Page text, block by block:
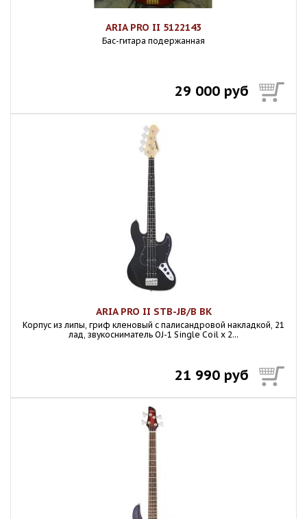
ARIA PRO II 5122143
Бас-гитара подержанная
29 000 руб
ARIA PRO II STB-JB/B BK
Корпус из липы, гриф кленовый с палисандровой накладкой, 21
лад, звукосниматель OJ-1 Single Coil x 2...
21 990 руб